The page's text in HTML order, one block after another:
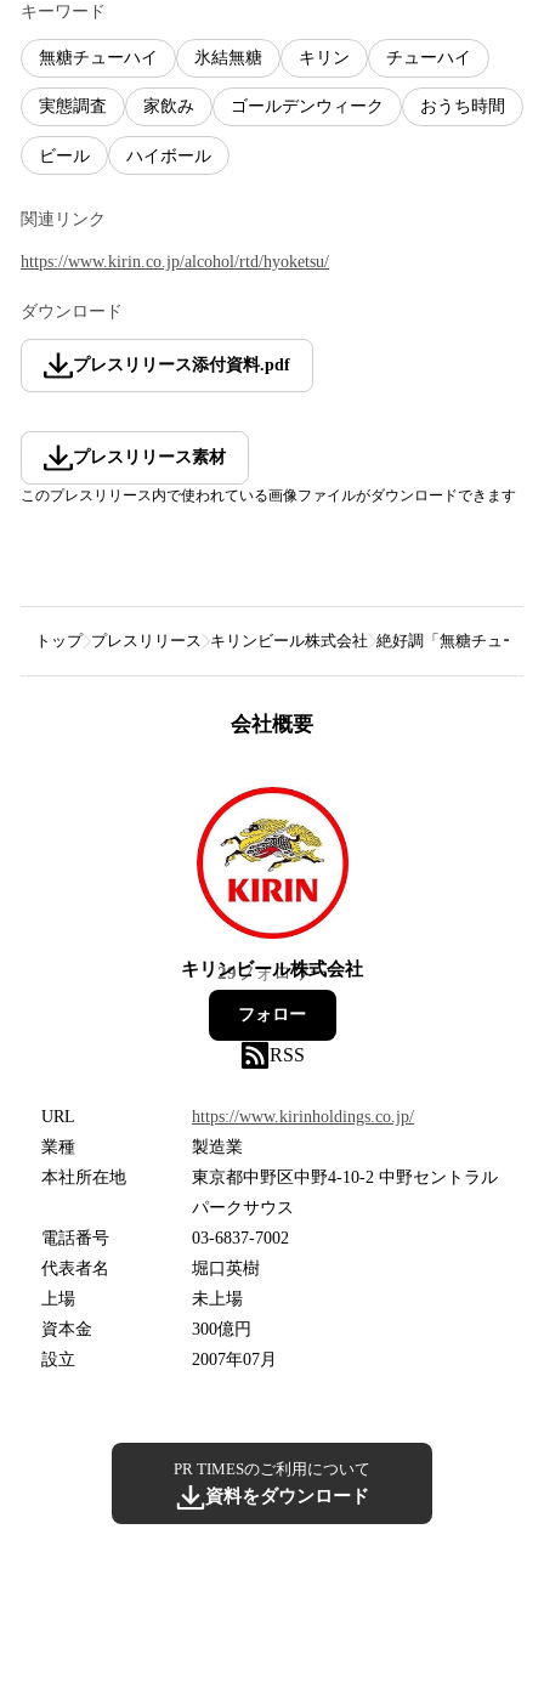
キーワード
無糖チューハイ 氷結無糖 キリン チューハイ
実態調査 家飲み ゴールデンウィーク おうち時間
ビール ハイボール
関連リンク
https://www.kirin.co.jp/alcohol/rtd/hyoketsu/
ダウンロード
プレスリリース添付資料.pdf
プレスリリース素材
このプレスリリース内で使われている画像ファイルがダウンロードできます
トップ プレスリリース キリンビール株式会社 絶好調「無糖チューハ
会社概要
キリンビール株式会社
29フォロワー
フォロー
RSS
URL
https://www.kirinholdings.co.jp/
業種
製造業
本社所在地
東京都中野区中野4-10-2 中野セントラル
パークサウス
電話番号
03-6837-7002
代表者名
堀口英樹
上場
未上場
資本金
300億円
設立
2007年07月
PR TIMESのご利用について
資料をダウンロード